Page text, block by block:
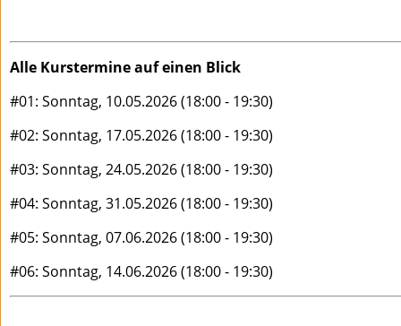
Alle Kurstermine auf einen Blick
#01: Sonntag, 10.05.2026 (18:00 - 19:30)
#02: Sonntag, 17.05.2026 (18:00 - 19:30)
#03: Sonntag, 24.05.2026 (18:00 - 19:30)
#04: Sonntag, 31.05.2026 (18:00 - 19:30)
#05: Sonntag, 07.06.2026 (18:00 - 19:30)
#06: Sonntag, 14.06.2026 (18:00 - 19:30)